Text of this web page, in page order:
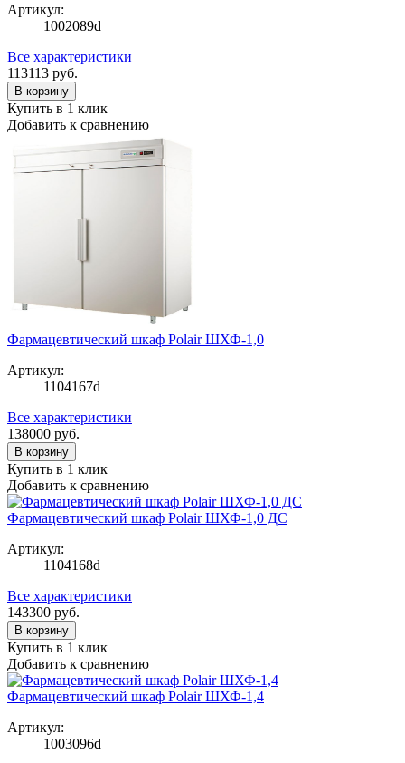
Артикул:
1002089d
Все характеристики
113113 руб.
В корзину
Купить в 1 клик
Добавить к сравнению
Фармацевтический шкаф Polair ШХФ-1,0
Артикул:
1104167d
Все характеристики
138000 руб.
В корзину
Купить в 1 клик
Добавить к сравнению
Фармацевтический шкаф Polair ШХФ-1,0 ДС
Артикул:
1104168d
Все характеристики
143300 руб.
В корзину
Купить в 1 клик
Добавить к сравнению
Фармацевтический шкаф Polair ШХФ-1,4
Артикул:
1003096d